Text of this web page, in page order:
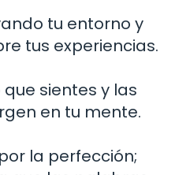
tu entorno y
tus experiencias.
sientes y las
en tu mente.
la perfección;